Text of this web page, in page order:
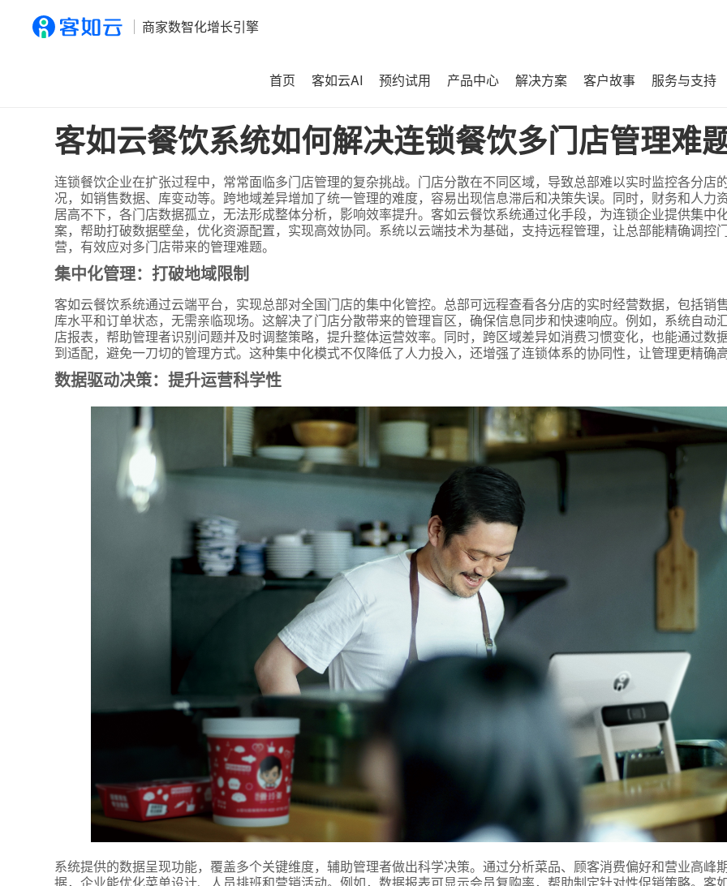
商家数智化增长引擎
首页 客如云AI 预约试用 产品中心 解决方案 客户故事 服务与支持
客如云餐饮系统如何解决连锁餐饮多门店管理难
连锁餐饮企业在扩张过程中，常常面临多门店管理的复杂挑战。门店分散在不同区域，导致总部难以实时监控各分店
况，如销售数据、库变动等。跨地域差异增加了统一管理的难度，容易出现信息滞后和决策失误。同时，财务和人力
居高不下，各门店数据孤立，无法形成整体分析，影响效率提升。客如云餐饮系统通过化手段，为连锁企业提供集中
案，帮助打破数据壁垒，优化资源配置，实现高效协同。系统以云端技术为基础，支持远程管理，让总部能精确调控
营，有效应对多门店带来的管理难题。
集中化管理：打破地域限制
客如云餐饮系统通过云端平台，实现总部对全国门店的集中化管控。总部可远程查看各分店的实时经营数据，包括销
库水平和订单状态，无需亲临现场。这解决了门店分散带来的管理盲区，确保信息同步和快速响应。例如，系统自动
店报表，帮助管理者识别问题并及时调整策略，提升整体运营效率。同时，跨区域差异如消费习惯变化，也能通过数
到适配，避免一刀切的管理方式。这种集中化模式不仅降低了人力投入，还增强了连锁体系的协同性，让管理更精确
数据驱动决策：提升运营科学性
系统提供的数据呈现功能，覆盖多个关键维度，辅助管理者做出科学决策。通过分析菜品、顾客消费偏好和营业高峰
据，企业能优化菜单设计、人员排班和营销活动。例如，数据报表可显示会员复购率，帮助制定针对性促销策略。客